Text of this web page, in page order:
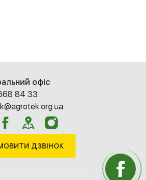
офіс
84 33
ДЗВІНОК